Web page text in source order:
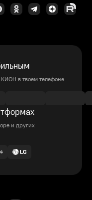
в твоем телефоне
и других